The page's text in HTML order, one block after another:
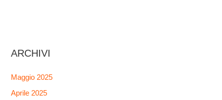
ARCHIVI
Maggio 2025
Aprile 2025